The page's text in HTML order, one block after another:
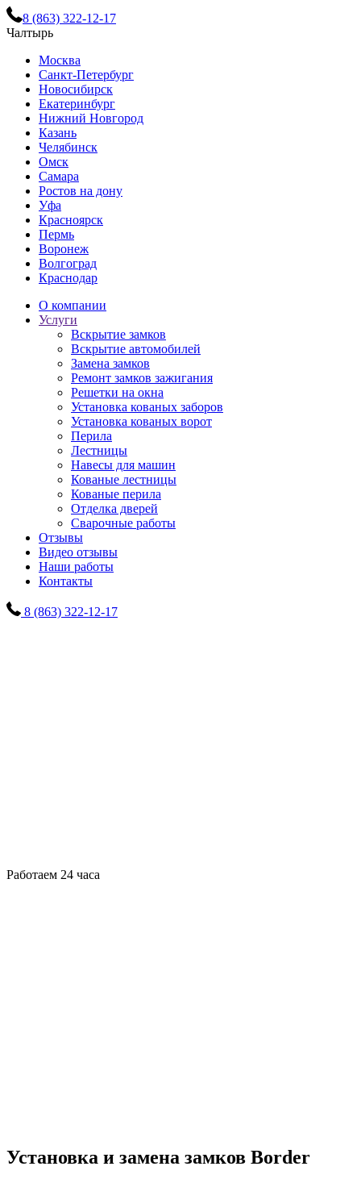
8 (863) 322-12-17
Чалтырь
Москва
Санкт-Петербург
Новосибирск
Екатеринбург
Нижний Новгород
Казань
Челябинск
Омск
Самара
Ростов на дону
Уфа
Красноярск
Пермь
Воронеж
Волгоград
Краснодар
О компании
Услуги
Вскрытие замков
Вскрытие автомобилей
Замена замков
Ремонт замков зажигания
Решетки на окна
Установка кованых заборов
Установка кованых ворот
Перила
Лестницы
Навесы для машин
Кованые лестницы
Кованые перила
Отделка дверей
Сварочные работы
Отзывы
Видео отзывы
Наши работы
Контакты
8 (863) 322-12-17
Работаем 24 часа
Установка и замена замков Border